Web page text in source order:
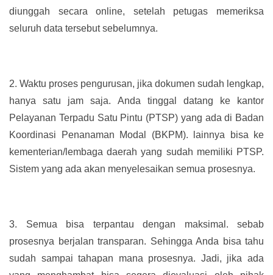
diunggah secara online, setelah petugas memeriksa
seluruh data tersebut sebelumnya.
2. Waktu proses pengurusan, jika dokumen sudah lengkap,
hanya satu jam saja. Anda tinggal datang ke kantor
Pelayanan Terpadu Satu Pintu (PTSP) yang ada di Badan
Koordinasi Penanaman Modal (BKPM). lainnya bisa ke
kementerian/lembaga daerah yang sudah memiliki PTSP.
Sistem yang ada akan menyelesaikan semua prosesnya.
3.
Semua bisa terpantau dengan maksimal. sebab
prosesnya berjalan transparan. Sehingga Anda bisa tahu
sudah sampai tahapan mana prosesnya. Jadi, jika ada